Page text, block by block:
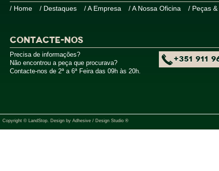
/ Home / Destaques / A Empresa / A Nossa Oficina / Peças
CONTACTE-NOS
Precisa de informações?
Não encontrou a peça que procurava?
Contacte-nos de 2ª a 6ª Feira das 09h às 20h.
+351 911
Copyright © LandStop. Design by Adhesive / Design Studio ®